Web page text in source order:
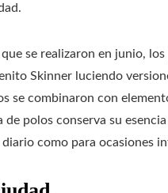
se realizaron en junio,
Skinner luciendo
se combinaron con
polos conserva su
como para ocasiones